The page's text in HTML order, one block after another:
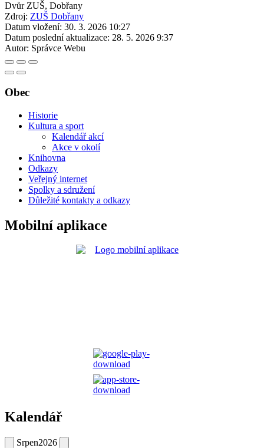
Dvůr ZUŠ, Dobřany
Zdroj: ZUŠ Dobřany
Datum vložení: 30. 3. 2026 10:27
Datum poslední aktualizace: 28. 5. 2026 9:37
Autor: Správce Webu
Obec
Historie
Kultura a sport
Kalendář akcí
Akce v okolí
Knihovna
Odkazy
Veřejný internet
Spolky a sdružení
Důležité kontakty a odkazy
Mobilní aplikace
Kalendář
Srpen2026